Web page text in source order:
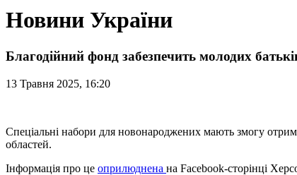
Новини України
Благодійний фонд забезпечить молодих
13 Травня 2025, 16:20
Спеціальні набори для новонароджених мають змогу
областей.
Інформація про це оприлюднена на Facebook-сторінці